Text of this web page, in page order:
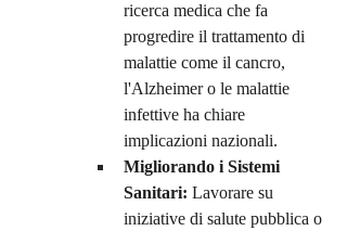
ricerca medica che fa
progredire il trattamento di
malattie come il cancro,
l'Alzheimer o le malattie
infettive ha chiare
implicazioni nazionali.
Migliorando i Sistemi
Sanitari: Lavorare su
iniziative di salute pubblica o